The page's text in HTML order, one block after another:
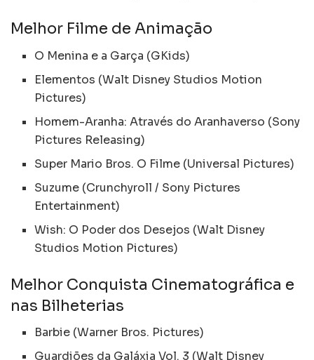
Melhor Filme de Animação
O Menina e a Garça (GKids)
Elementos (Walt Disney Studios Motion
Pictures)
Homem-Aranha: Através do Aranhaverso (Sony
Pictures Releasing)
Super Mario Bros. O Filme (Universal Pictures)
Suzume (Crunchyroll / Sony Pictures
Entertainment)
Wish: O Poder dos Desejos (Walt Disney
Studios Motion Pictures)
Melhor Conquista Cinematográfica e
nas Bilheterias
Barbie (Warner Bros. Pictures)
Guardiões da Galáxia Vol. 3 (Walt Disney